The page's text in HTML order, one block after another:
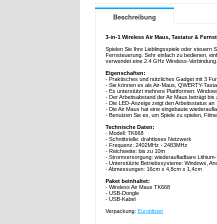
Beschreibung
3-in-1 Wireless Air Maus, Tastatur &
Spielen Sie Ihre Lieblingsspiele oder steuern
Fernsteuerung. Sehr einfach zu bedienen,
verwendet eine 2.4 GHz Wireless-Verbindung.
Eigenschaften:
- Praktisches und nützliches Gadget mit 3
- Sie können es als Air-Maus, QWERTY-
- Es unterstützt mehrere Plattformen:
- Der Arbeitsabstand der Air Maus beträgt bis
- Die LED-Anzeige zeigt den Arbeitsstatus an
- Die Air Maus hat eine eingebaute
- Benutzen Sie es, um Spiele zu spielen,
Technische Daten:
- Modell: TK668
- Schnittstelle: drahtloses Netzwerk
- Frequenz: 2402MHz - 2483MHz
- Reichweite: bis zu 10m
- Stromversorgung: wiederaufladbare
- Unterstützte Betriebssysteme: Windows,
- Abmessungen: 16cm x 4,8cm x 1,4cm
Paket beinhaltet:
- Wireless Air Maus TK668
- USB-Dongle
- USB-Kabel
Verpackung: Euroblister